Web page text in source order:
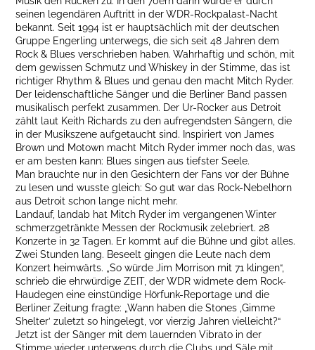
seinen legendären Auftritt in der WDR-Rockpalast-Nacht
bekannt. Seit 1994 ist er hauptsächlich mit der deutschen
Gruppe Engerling unterwegs, die sich seit 48 Jahren dem
Rock & Blues verschrieben haben. Wahrhaftig und schön, mit
dem gewissen Schmutz und Whiskey in der Stimme, das ist
richtiger Rhythm & Blues und genau den macht Mitch Ryder.
Der leidenschaftliche Sänger und die Berliner Band passen
musikalisch perfekt zusammen. Der Ur-Rocker aus Detroit
zählt laut Keith Richards zu den aufregendsten Sängern, die
in der Musikszene aufgetaucht sind. Inspiriert von James
Brown und Motown macht Mitch Ryder immer noch das, was
er am besten kann: Blues singen aus tiefster Seele.
Man brauchte nur in den Gesichtern der Fans vor der Bühne
zu lesen und wusste gleich: So gut war das Rock-Nebelhorn
aus Detroit schon lange nicht mehr.
Landauf, landab hat Mitch Ryder im vergangenen Winter
schmerzgetränkte Messen der Rockmusik zelebriert. 28
Konzerte in 32 Tagen. Er kommt auf die Bühne und gibt alles.
Zwei Stunden lang. Beseelt gingen die Leute nach dem
Konzert heimwärts. „So würde Jim Morrison mit 71 klingen“,
schrieb die ehrwürdige ZEIT, der WDR widmete dem Rock-
Haudegen eine einstündige Hörfunk-Reportage und die
Berliner Zeitung fragte: „Wann haben die Stones ‚Gimme
Shelter’ zuletzt so hingelegt, vor vierzig Jahren vielleicht?“
Jetzt ist der Sänger mit dem lauernden Vibrato in der
Stimme wieder unterwegs durch die Clubs und Säle mit